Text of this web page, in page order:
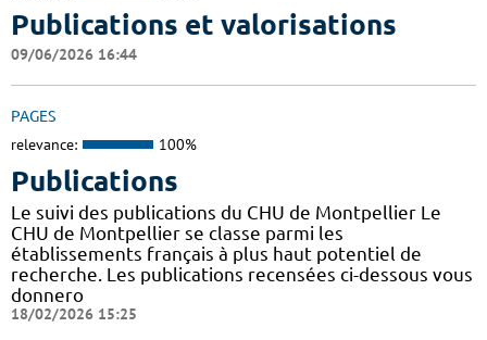
Publications et valorisations
09/06/2026 16:44
PAGES
relevance: 100%
Publications
Le suivi des publications du CHU de Montpellier Le
CHU de Montpellier se classe parmi les
établissements français à plus haut potentiel de
recherche. Les publications recensées ci-dessous vous
donnero
18/02/2026 15:25